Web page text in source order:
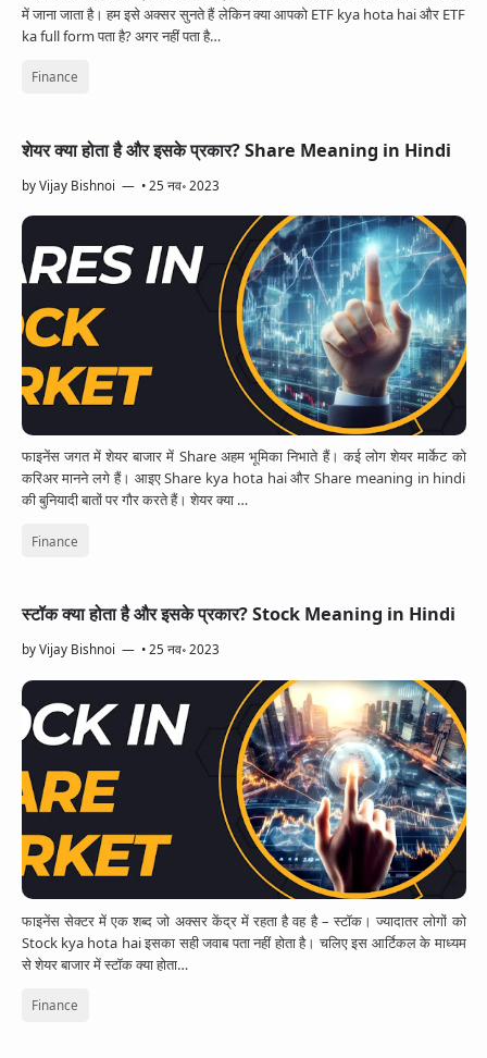
में जाना जाता है। हम इसे अक्सर सुनते हैं लेकिन क्या आपको ETF kya hota hai और ETF
ka full form पता है? अगर नहीं पता है…
Finance
शेयर क्या होता है और इसके प्रकार? Share Meaning in Hindi
byVijay Bishnoi •25 नव॰ 2023
फाइनेंस जगत में शेयर बाजार में Share अहम भूमिका निभाते हैं। कई लोग शेयर मार्केट को
करिअर मानने लगे हैं। आइए Share kya hota hai और Share meaning in hindi
की बुनियादी बातों पर गौर करते हैं। शेयर क्या …
Finance
स्टॉक क्या होता है और इसके प्रकार? Stock Meaning in Hindi
byVijay Bishnoi •25 नव॰ 2023
फाइनेंस सेक्टर में एक शब्द जो अक्सर केंद्र में रहता है वह है – स्टॉक। ज्यादातर लोगों को
Stock kya hota hai इसका सही जवाब पता नहीं होता है। चलिए इस आर्टिकल के माध्यम
से शेयर बाजार में स्टॉक क्या होता…
Finance